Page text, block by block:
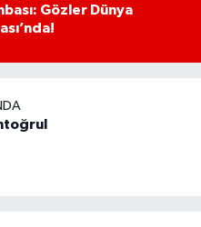
Gözler Dünya